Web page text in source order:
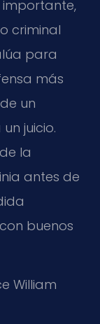
importante,
criminal
para
más
un
juicio.
la
antes de
buenos
William